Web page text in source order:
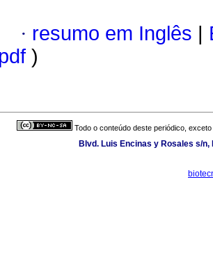
· resumo em Inglês
)
Todo o conteúdo deste periódico,
Blvd. Luis Encinas y Rosales s/n,